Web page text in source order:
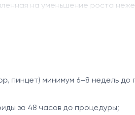
на уменьшение роста
Again Pro Plus (755 нм) и
организма и
снижение их роста и
пинцет) минимум 6–8 недель до
за 48 часов до процедуры;